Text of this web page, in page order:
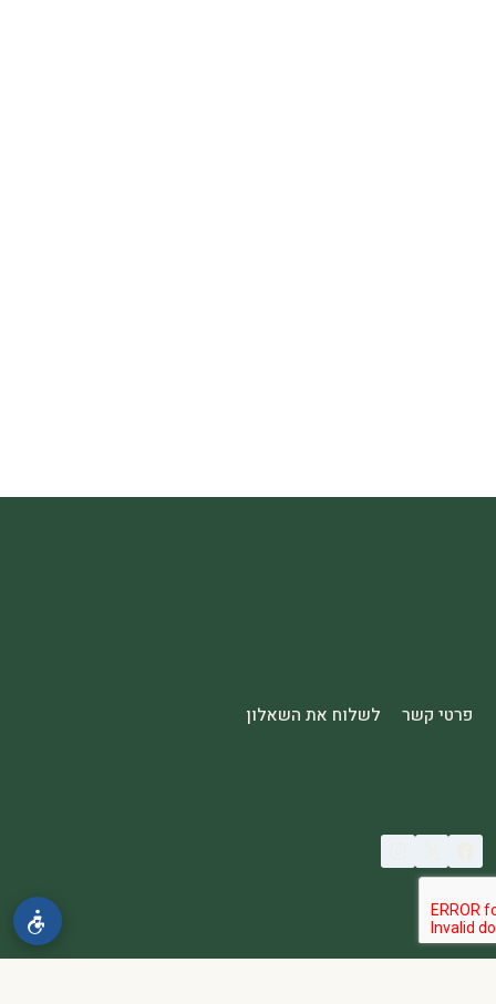
פרטי קשר לשלוח את השאלון
© 2026 spa2000